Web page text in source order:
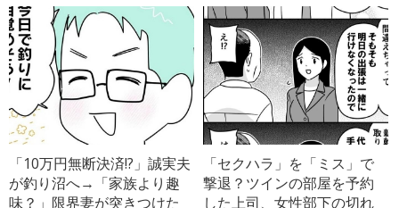
「10万円無断決済!?」誠実夫
が釣り沼へ→「家族より趣
味？」限界妻が突きつけた
「セクハラ」を「ミス」で
撃退？ツインの部屋を予約
した上司、女性部下の切れ